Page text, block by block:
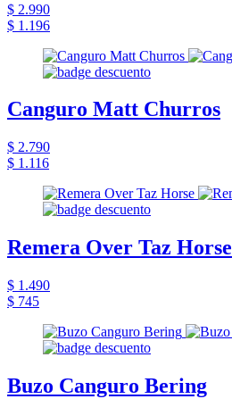
$ 2.990
$ 1.196
Canguro Matt Churros
$ 2.790
$ 1.116
Remera Over Taz Horse
$ 1.490
$ 745
Buzo Canguro Bering